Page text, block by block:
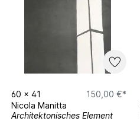
60 x 41
150,00 €*
Nicola Manitta
Architektonisches Element